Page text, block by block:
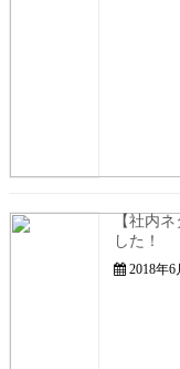
【社内
した！
2018年6